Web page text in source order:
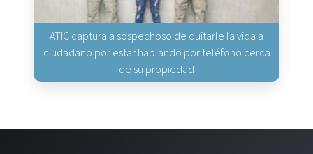
ATIC captura a sospechoso de quitarle la vida a
ciudadano por estar hablando por teléfono cerca
de su propiedad